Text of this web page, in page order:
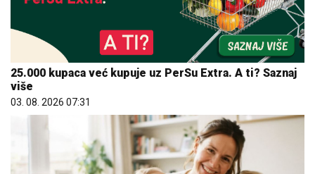
25.000 kupaca već kupuje uz PerSu Extra. A ti? Saznaj
više
03. 08. 2026 07:31